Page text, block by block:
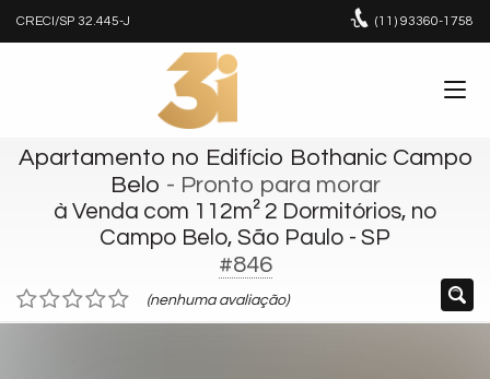
CRECI/SP 32.445-J (11) 93360-1758
Apartamento no Edifício Bothanic Campo
Belo - Pronto para morar
à Venda com 112m² 2 Dormitórios, no
Campo Belo, São Paulo - SP
#846
(nenhuma avaliação)